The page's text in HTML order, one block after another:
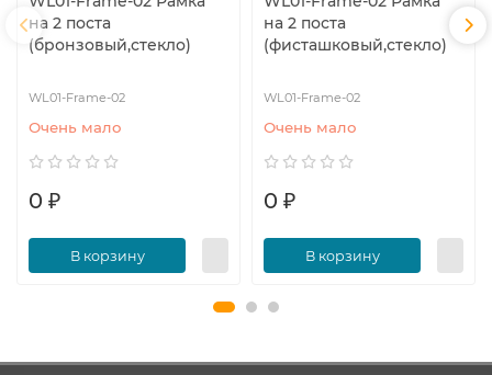
на 2 поста
(бронзовый,стекло)
WL01-Frame-02
Очень мало
0 ₽
В корзину
на 2 поста
(фисташковый,стекло)
WL01-Frame-02
Очень мало
0 ₽
В корзину